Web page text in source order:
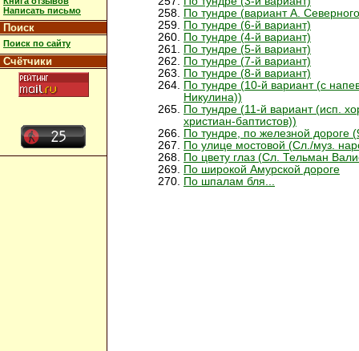
Написать письмо
Поиск
Поиск по сайту
Счётчики
По тундре (вариант А.
По тундре (6-й вариант)
По тундре (4-й вариант)
По тундре (5-й вариант)
По тундре (7-й вариант)
По тундре (8-й вариант)
По тундре (10-й вариант (с
Никулина))
По тундре (11-й вариант (исп.
христиан-баптистов))
По тундре, по железной дороге
По улице мостовой (Сл./муз.
По цвету глаз (Сл. Тельман
По широкой Амурской дороге
По шпалам бля...